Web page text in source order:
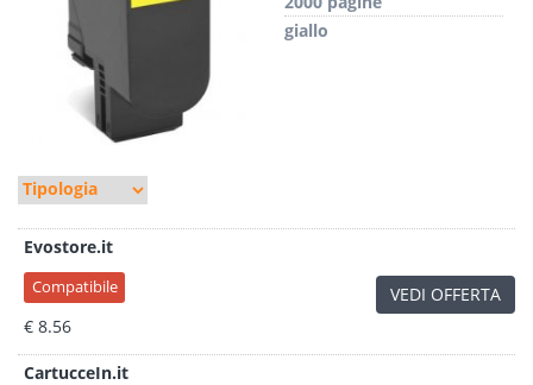
giallo
Evostore.it
Compatibile
€ 8.56
VEDI OFFERTA
CartucceIn.it